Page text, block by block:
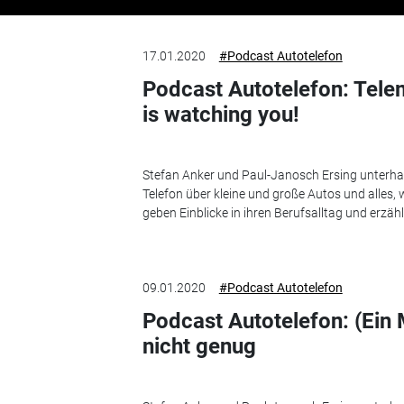
17.01.2020 #Podcast Autotelefon
Podcast Autotelefon:
is watching you!
Stefan Anker und Paul-Janosch Ersing
Telefon über kleine und große Autos und
geben Einblicke in ihren Berufsalltag und
09.01.2020 #Podcast Autotelefon
Podcast Autotelefon: (Ein
nicht genug